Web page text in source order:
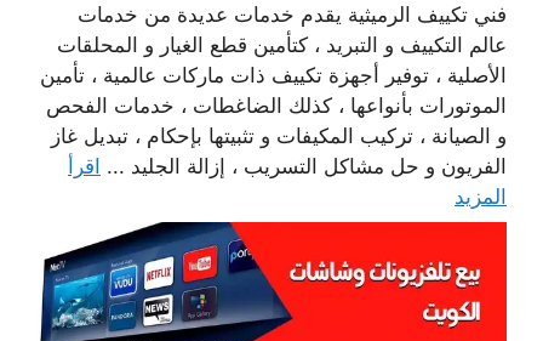
فني تكييف الرميثية يقدم خدمات عديدة من خدمات
عالم التكييف و التبريد ، كتأمين قطع الغيار و المحلقات
الأصلية ، توفير أجهزة تكييف ذات ماركات عالمية ، تأمين
الموتورات بأنواعها ، كذلك الضاغطات ، خدمات الفحص
و الصيانة ، تركيب المكيفات و تثبيتها بإحكام ، تبديل غاز
الفريون و حل مشاكل التسريب ، إزالة الجليد ... اقرأ
المزيد